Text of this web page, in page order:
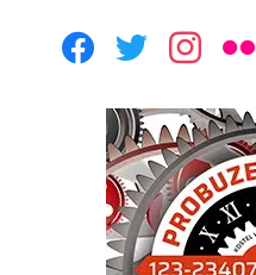
facebooktwitterinstagram
flickr